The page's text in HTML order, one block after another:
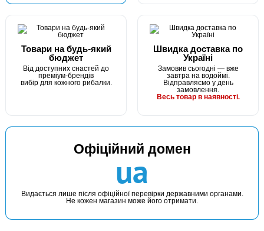
Товари на будь-який
бюджет
Від доступних снастей до
преміум-брендів
вибір для кожного рибалки.
Швидка доставка по
Україні
Замовив сьогодні — вже
завтра на водоймі.
Відправляємо у день
замовлення.
Весь товар в наявності.
Офіційний домен
ua
Видається лише після офіційної перевірки державними органами.
Не кожен магазин може його отримати.